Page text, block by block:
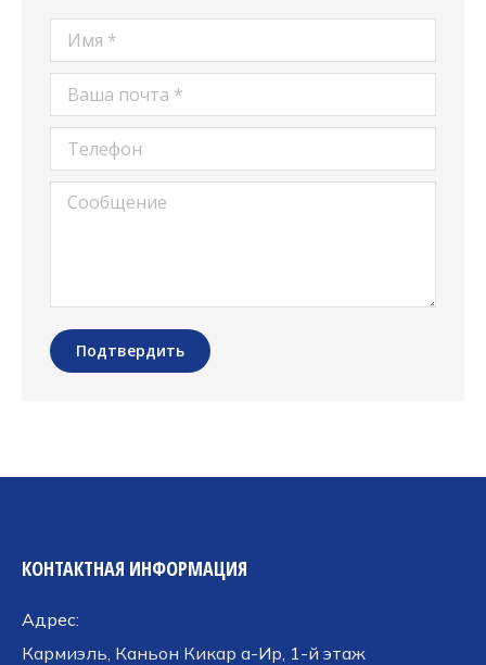
Имя *
Ваша почта *
Телефон
Сообщение
Подтвердить
КОНТАКТНАЯ ИНФОРМАЦИЯ
Адрес:
Кармиэль, Каньон Кикар а-Ир, 1-й этаж